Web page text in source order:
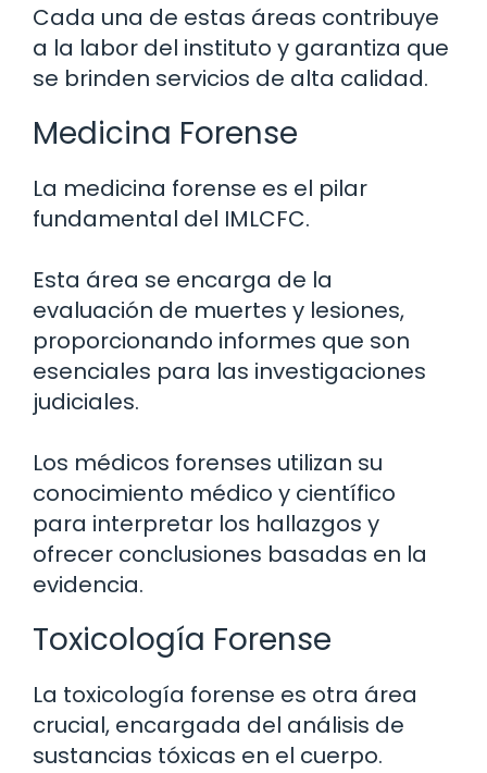
Cada una de estas áreas contribuye
a la labor del instituto y garantiza que
se brinden servicios de alta calidad.
Medicina Forense
La medicina forense es el pilar
fundamental del IMLCFC.
Esta área se encarga de la
evaluación de muertes y lesiones,
proporcionando informes que son
esenciales para las investigaciones
judiciales.
Los médicos forenses utilizan su
conocimiento médico y científico
para interpretar los hallazgos y
ofrecer conclusiones basadas en la
evidencia.
Toxicología Forense
La toxicología forense es otra área
crucial, encargada del análisis de
sustancias tóxicas en el cuerpo.